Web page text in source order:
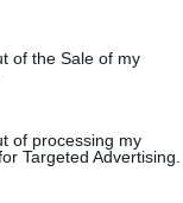
of the Sale of my
of processing my
Targeted Advertising.